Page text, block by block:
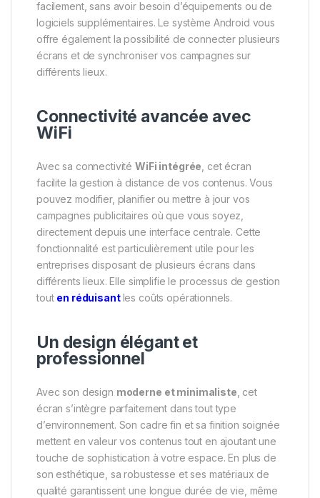
facilement, sans avoir besoin d’équipements ou de
logiciels supplémentaires. Le système Android vous
offre également la possibilité de connecter plusieurs
écrans et de synchroniser vos campagnes sur
différents lieux.
Connectivité avancée avec
WiFi
Avec sa connectivitéWiFi intégrée , cet écran
facilite la gestion à distance de vos contenus. Vous
pouvez modifier, planifier ou mettre à jour vos
campagnes publicitaires où que vous soyez,
directement depuis une interface centrale. Cette
fonctionnalité est particulièrement utile pour les
entreprises disposant de plusieurs écrans dans
différents lieux. Elle simplifie le processus de gestion
tout en réduisantles coûts opérationnels.
Un design élégant et
professionnel
Avec son design moderne et minimaliste , cet
écran s’intègre parfaitement dans tout type
d’environnement. Son cadre fin et sa finition soignée
mettent en valeur vos contenus tout en ajoutant une
touche de sophistication à votre espace. En plus de
son esthétique, sa robustesse et ses matériaux de
qualité garantissent une longue durée de vie, même